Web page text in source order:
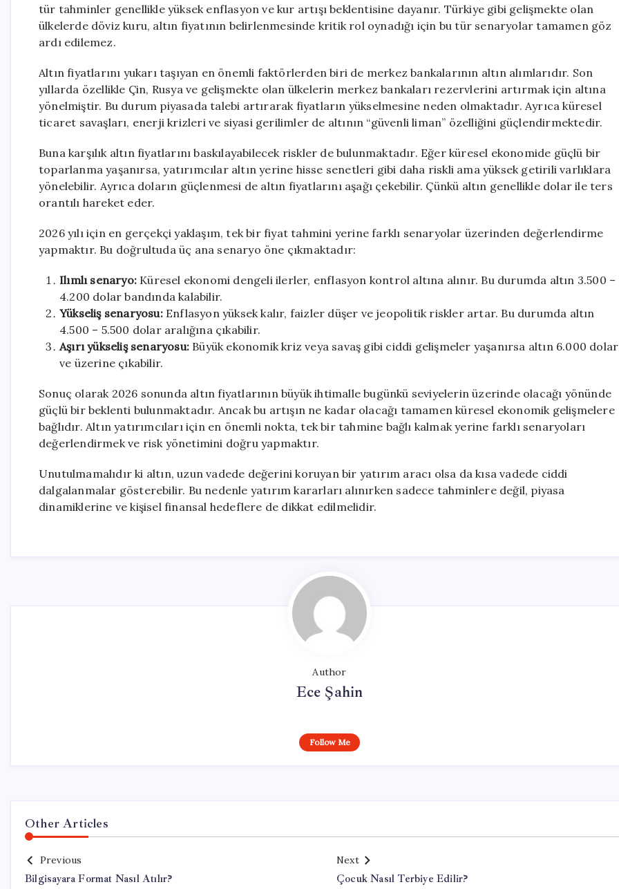
tür tahminler genellikle yüksek enflasyon ve kur artışı beklentisine dayanır. Türkiye gibi gelişmekte olan
ülkelerde döviz kuru, altın fiyatının belirlenmesinde kritik rol oynadığı için bu tür senaryolar tamamen göz
ardı edilemez.
Altın fiyatlarını yukarı taşıyan en önemli faktörlerden biri de merkez bankalarının altın alımlarıdır. Son
yıllarda özellikle Çin, Rusya ve gelişmekte olan ülkelerin merkez bankaları rezervlerini artırmak için altına
yönelmiştir. Bu durum piyasada talebi artırarak fiyatların yükselmesine neden olmaktadır. Ayrıca küresel
ticaret savaşları, enerji krizleri ve siyasi gerilimler de altının “güvenli liman” özelliğini güçlendirmektedir.
Buna karşılık altın fiyatlarını baskılayabilecek riskler de bulunmaktadır. Eğer küresel ekonomide güçlü bir
toparlanma yaşanırsa, yatırımcılar altın yerine hisse senetleri gibi daha riskli ama yüksek getirili varlıklara
yönelebilir. Ayrıca doların güçlenmesi de altın fiyatlarını aşağı çekebilir. Çünkü altın genellikle dolar ile ters
orantılı hareket eder.
2026 yılı için en gerçekçi yaklaşım, tek bir fiyat tahmini yerine farklı senaryolar üzerinden değerlendirme
yapmaktır. Bu doğrultuda üç ana senaryo öne çıkmaktadır:
Ilımlı senaryo: Küresel ekonomi dengeli ilerler, enflasyon kontrol altına alınır. Bu durumda altın 3.500 –
4.200 dolar bandında kalabilir.
Yükseliş senaryosu:Enflasyon yüksek kalır, faizler düşer ve jeopolitik riskler artar. Bu durumda altın
4.500 – 5.500 dolar aralığına çıkabilir.
Aşırı yükseliş senaryosu: Büyük ekonomik kriz veya savaş gibi ciddi gelişmeler yaşanırsa altın 6.000 dolar
ve üzerine çıkabilir.
Sonuç olarak 2026 sonunda altın fiyatlarının büyük ihtimalle bugünkü seviyelerin üzerinde olacağı yönünde
güçlü bir beklenti bulunmaktadır. Ancak bu artışın ne kadar olacağı tamamen küresel ekonomik gelişmelere
bağlıdır. Altın yatırımcıları için en önemli nokta, tek bir tahmine bağlı kalmak yerine farklı senaryoları
değerlendirmek ve risk yönetimini doğru yapmaktır.
Unutulmamalıdır ki altın, uzun vadede değerini koruyan bir yatırım aracı olsa da kısa vadede ciddi
dalgalanmalar gösterebilir. Bu nedenle yatırım kararları alınırken sadece tahminlere değil, piyasa
dinamiklerine ve kişisel finansal hedeflere de dikkat edilmelidir.
Author
Ece Şahin
Follow Me
Other Articles
Previous
Bilgisayara Format Nasıl Atılır?
Next
Çocuk Nasıl Terbiye Edilir?